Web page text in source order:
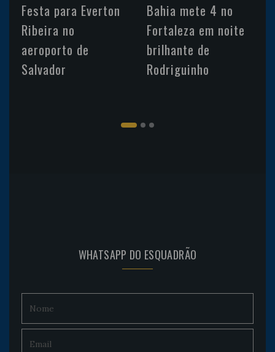
Festa para Everton
Ribeira no
aeroporto de
Salvador
Bahia mete 4 no
Fortaleza em noite
brilhante de
Rodriguinho
WHATSAPP DO ESQUADRÃO